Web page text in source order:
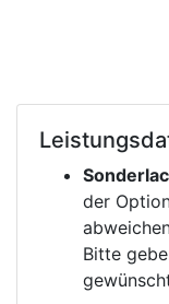
der
Bitte